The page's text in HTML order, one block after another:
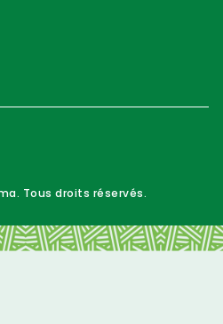
Tous droits réservés.